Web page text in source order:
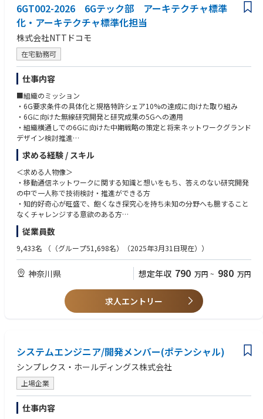
■勤務地
・自宅（国内限定）
※業務上の必要性により、上長等から出社を命じられる場合有
■勤務地備考
※出社の場合は以下の事業所に出社
・事業所名：本社
・住所： 〒239-0847 神奈川県横須賀市光の丘3-5
・禁煙環境：全面禁煙
■転勤
・数年単位で専門性や適性を軸に異動が発生する場合有
※リモートスタンダード組織への異動の場合、原則転居・転勤は無
※オフィスベース組織への異動の場合、転居が必要となる可能性有（同
組織でもリモートワークによる勤務は可）
■出社に伴う費用について
勤務事業所への出社については標準的な出社経路を事前に認定したうえ
で、
その経路を用いた出社に伴い発生する費用を旅費としてお支払いしま
す。
※新幹線、飛行機の利用も旅費規程に基づく範囲内で利用可となる場合
がございます。詳細は個人ごとに異なるため内定後ご説明いたします。
■その他
・業務命令に基づき出社（出張）が発生する場合がございます。
※最低出社日の指定はありませんが、業務状況に応じて出社が命ぜられ
る頻度が変わる可能性有
・リモートワーク手当有：
200 円 × 「自宅」でのリモートワーク実施日数 (3H 以上）
■現状の組織の運営形態（参考）
・配属先組織の平均残業時間 ／ 20H/月
サス形成
・3GPP等を含めた標準化業務
<業務の魅力>
・将来の社会インフラを作るための先進的な研究開発に携われる。
・高い専門性や業界をリードするリーダーシップスキルを身に着ける・伸
ばすことができる。
・ほとんどすべての人と多くのモノが使う、社会的なインフラストラクチ
ャーの初期検討から携われる。
・標準化活動を通じて、さまざまな世界中の人たちとともにコンセンサス
と共通仕様を作りあげるための、マネジメント、コミュニケーション、ネ
ゴシエーションスキル等を伸ばすことが可能。
・R&Dおよび標準化に力を入れているオペレータとしてプレゼンスを持つ
ドコモの一員として活動できる。
－－－－－－－－－－－－－－－－－－－－－－－－－－－－
■働き方の目安（※メンバー（業務・意向）により異なる）
リモートスタンダード適用組織となります。
https://group.ntt/jp/newsrelease/2022/06/24/220624a.html
■勤務地
・自宅（国内限定）
※業務上の必要性により、上長等から出社を命じられる場合有
■勤務地備考
※出社の場合は以下の事業所に出社
・事業所名：ドコモR&Dセンタ
・住所： 神奈川県横須賀市光の丘3-5
京浜急行「YRP野比駅」下車、タクシー利用、
所要時間は約5分、タクシー料金は約1000円です。
■転勤
・数年単位で専門性や適性を軸に異動が発生する場合有
※リモートスタンダード組織への異動の場合、原則転居・転勤は無
※オフィスベース組織への異動の場合、転居が必要となる可能性有
（同組織でもリモートワークによる勤務は可）
■出社に伴う費用について
<その他あると望ましいスキル>
以下に相当するスキル・経験を有する方（資格保有は必須ではないが、こ
れらの一部またはすべてを目指していることを希望）
・ネットワークスペシャリスト
・電気通信主任技術者
・CCIE
・第一級陸上無線技術士
6GT002-2026 6Gテック部 アーキテクチャ標準
化・アーキテクチャ標準化担当
株式会社NTTドコモ
在宅勤務可
仕事内容
■組織のミッション
・6G要求条件の具体化と規格特許シェア10%の達成に向けた取り組み
・6Gに向けた無線研究開発と研究成果の5Gへの適用
・組織横通しでの6Gに向けた中期戦略の策定と将来ネットワークグランド
デザイン検討推進
・部内外での情報共有推進とDX推進による部内業務効率向上
■組織の業務概要
・6Gネットワークアーキテクチャに関するコンセプトおよび要素技術の設
計・検討
・3GPP SA/CT Rel-19以降標準化、IPR確保
・他業界との将来ビジョンの積極的議論・連携
■担当いただく業務概要
<担当業務>
・商用の移動通信ネットワークを開発・運用するメンバと連携し、6Gモバ
イルネットワークへの機能・性能要求条件の抽出・整理業務
・性能・機能要求条件を実現するアーキテクチャの検討、IPR確保
のコンセンサス形成
・コンセンサスに基づく3GPP(SA,CT)等での標準仕様化業務
について初期検討から参加できる。
・高い専門性や業界をリードするリーダーシップスキルを身に着ける・伸
ばすことができる。
・標準化活動を通じて、世界中の通信事業者、通信ベンダの方々との人脈
形成。
・R&Dおよび標準化に力を入れているオペレータとしてプレゼンスを持つ
ドコモの一員として活動できる。
求める経験 / スキル
＜求める人物像＞
・移動通信ネットワークに関する知識と想いをもち、答えのない研究開発
の中で一人称で技術検討・推進ができる方
・知的好奇心が旺盛で、飽くなき探究心を持ち未知の分野へも臆すること
なくチャレンジする意欲のある方
・困難な状況でも、ゴールを見据えてそこに進むためのリーダーシップの
発揮できる方・柔軟性、協調性を持ち、社内外を問わず日本語・英語でコ
ミュニケーションが図れる方
<求めるスキル>
・英語力・コミュニケーション力
・移動通信システム・通信装置などの研究開発に従事した経験（2年以
・(可能であれば移動通信システムまたはITシステムの）プロジェクトマネ
・移動通信システムに関する標準化経験(1年以上)もしくは、通信分野での
製品開発の経験（3年以上）
・製品開発においては、複数名のチームをリードして開発経験がある方が
さらに望ましい。
従業員数
9,433名 （（グループ51,698名）（2025年3月31日現在））
神奈川県 想定年収 790 万円 ~ 980 万円
求人エントリー
システムエンジニア/開発メンバー(ポテンシャル)
シンプレクス・ホールディングス株式会社
上場企業
仕事内容